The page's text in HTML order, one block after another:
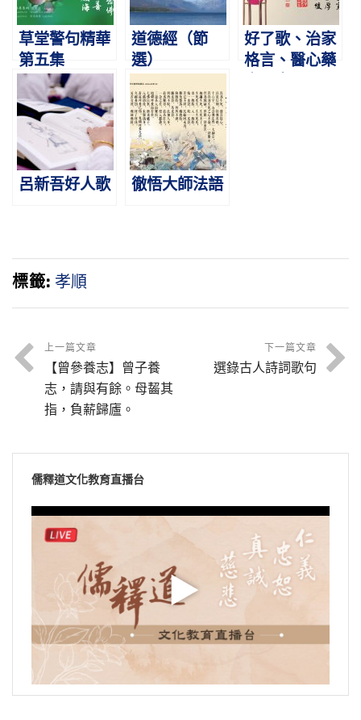
草堂警句精華
第五集
道德經（節
選）
好了歌、治家
格言、醫心藥
呂新吾好人歌 徹悟大師法語
標籤: 孝順
上一篇文章
【曾參養志】曾子養
志，請與有餘。母齧其
指，負薪歸廬。
下一篇文章
選錄古人詩詞歌句
儒釋道文化教育直播台